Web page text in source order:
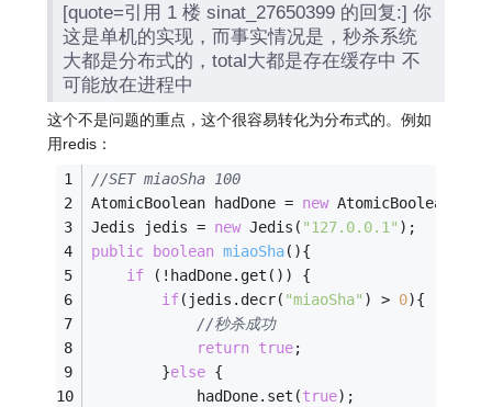
[quote=引用 1 楼 sinat_27650399 的回复:] 你
这是单机的实现，而事实情况是，秒杀系统
大都是分布式的，total大都是存在缓存中 不
可能放在进程中
这个不是问题的重点，这个很容易转化为分布式的。例如
用redis：
//SET miaoSha 100
AtomicBoolean hadDone = new AtomicBoolean(
Jedis jedis = new Jedis( "127.0.0.1" );
public
boolean miaoSha(){
if (!hadDone.get()) {
if(jedis.decr( "miaoSha" ) > 0){
//秒杀成功
return true;
		}
else {
			hadDone.set(
true);